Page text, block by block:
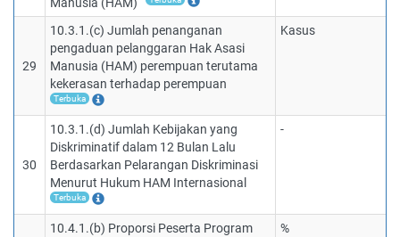
Manusia (HAM)
29
10.3.1.(c) Jumlah penanganan
pengaduan pelanggaran Hak Asasi
Manusia (HAM) perempuan terutama
kekerasan terhadap perempuan
Terbuka
Kasus
30
10.3.1.(d) Jumlah Kebijakan yang
Diskriminatif dalam 12 Bulan Lalu
Berdasarkan Pelarangan Diskriminasi
Menurut Hukum HAM Internasional
Terbuka
-
10.4.1.(b) Proporsi Peserta Program
%